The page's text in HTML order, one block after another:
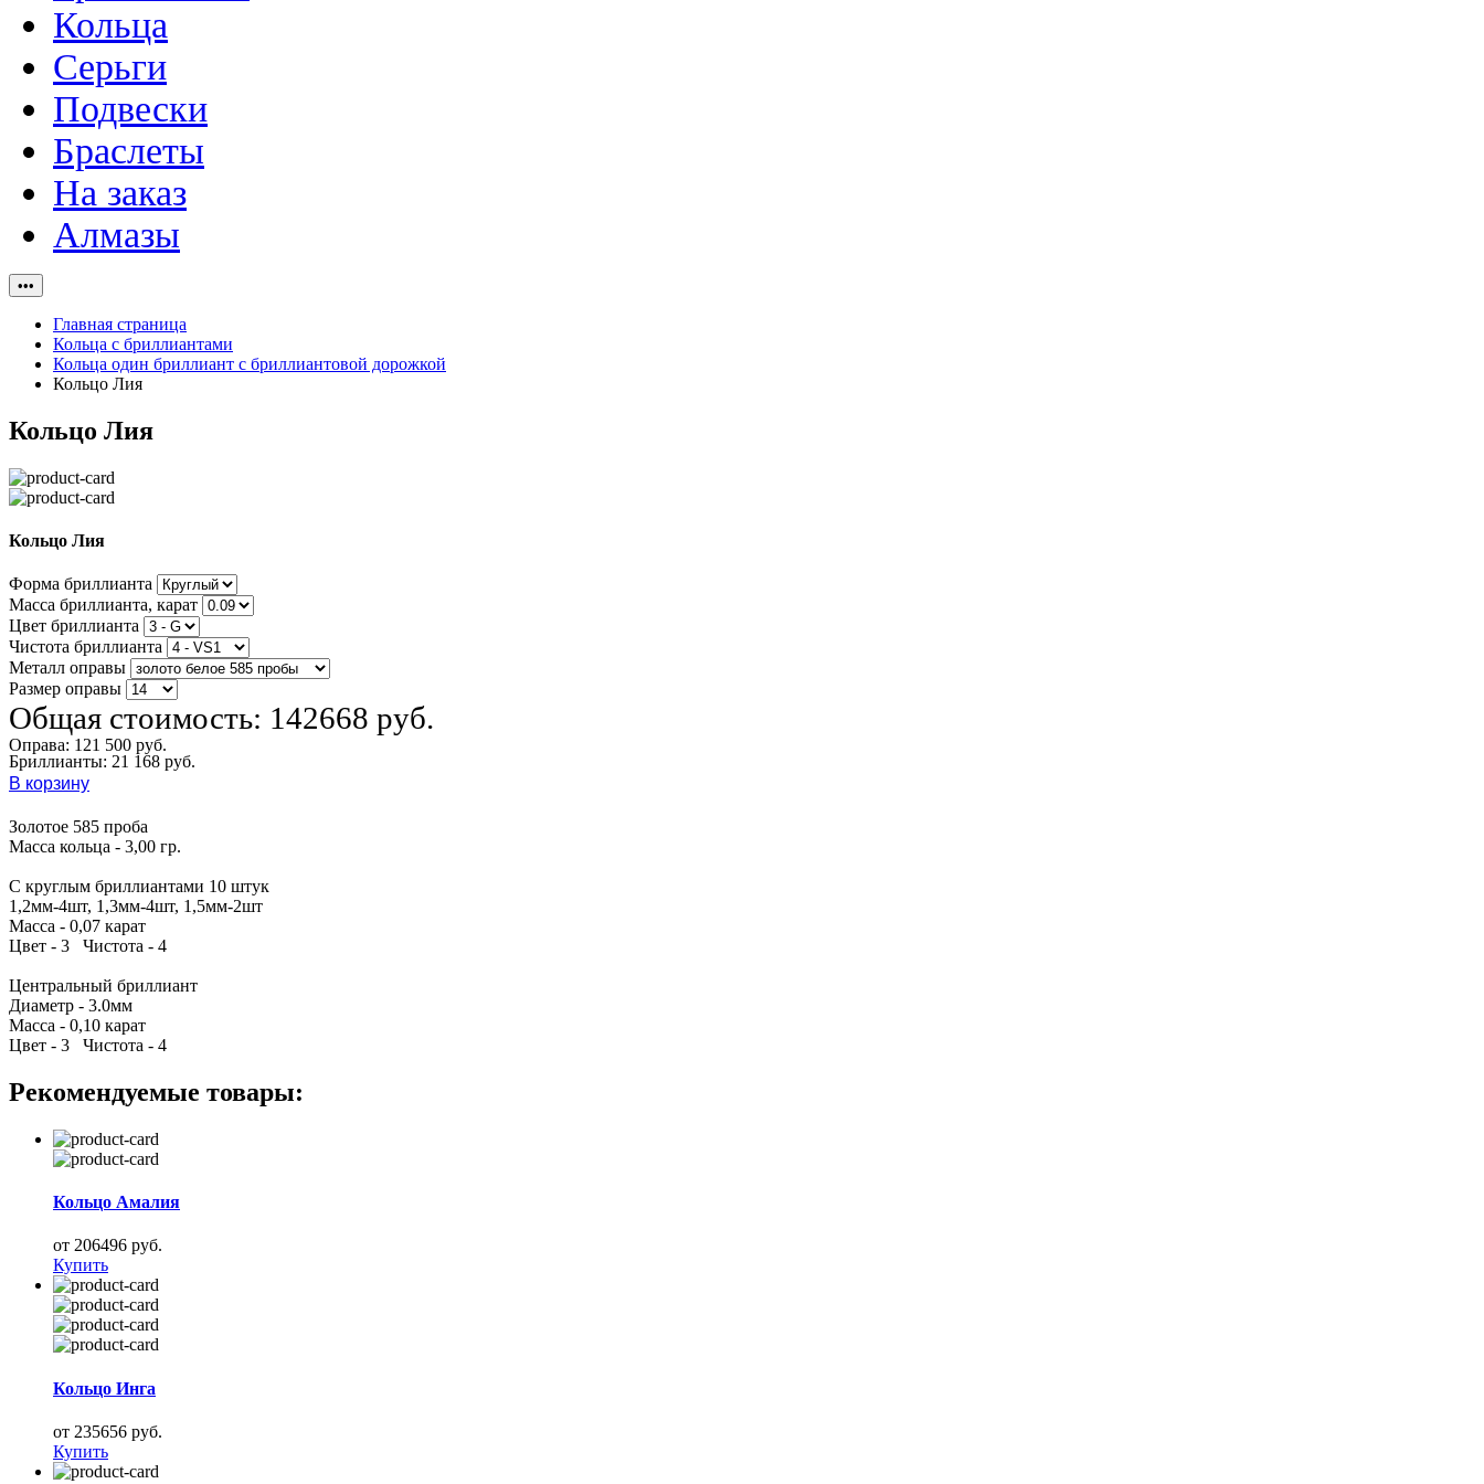
Кольца
Серьги
Подвески
Браслеты
На заказ
Алмазы
•••
Главная страница
Кольца с бриллиантами
Кольца один бриллиант с бриллиантовой дорожкой
Кольцо Лия
Кольцо Лия
Кольцо Лия
Форма бриллианта
Масса бриллианта, карат
Цвет бриллианта
Чистота бриллианта
Металл оправы
Размер оправы
Общая стоимость: 142668 руб.
Оправа: 121 500 руб.
Бриллианты: 21 168 руб.
В корзину
Золотое 585 проба
Масса кольца - 3,00 гр.
С круглым бриллиантами 10 штук
1,2мм-4шт, 1,3мм-4шт, 1,5мм-2шт
Масса - 0,07 карат
Цвет - 3 Чистота - 4
Центральный бриллиант
Диаметр - 3.0мм
Масса - 0,10 карат
Цвет - 3 Чистота - 4
Рекомендуемые товары:
Кольцо Амалия
от 206496 руб.
Купить
Кольцо Инга
от 235656 руб.
Купить